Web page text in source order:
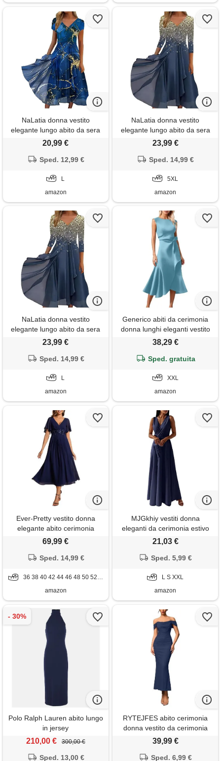
NaLatia donna vestito
elegante lungo abito da sera
scollo a v manica corta
aderente estivo taglie forti
cocktail
20,99 €
Sped. 12,99 €
L
amazon
NaLatia donna vestito
elegante lungo abito da sera
scollo a v manica corta
aderente abito estivo taglie
23,99 €
Sped. 14,99 €
5XL
amazon
NaLatia donna vestito
elegante lungo abito da sera
scollo a v manica corta
aderente abito estivo taglie
23,99 €
Sped. 14,99 €
L
amazon
Generico abiti da cerimonia
donna lunghi eleganti vestito
abito rosso sera curvy
matrimonio elegante lungo
smeraldo madre sposa xl tulle
prom seta nero
38,29 €
Sped. gratuita
XXL
amazon
Ever-Pretty vestito donna
elegante abito cerimonia
donna con applique e collo v
stile impero blu navy 56
69,99 €
Sped. 14,99 €
36 38 40 42 44 46 48 50 52 54 56
amazon
MJGkhiy vestiti donna
eleganti da cerimonia estivo
sbuffo plissettata vestito abito
infinity dress lungo seta
vestito da cocktail donna
curvy
21,03 €
Sped. 5,99 €
L S XXL
amazon
Polo Ralph Lauren abito lungo
in jersey
210,00 € 300,00 €
Sped. 13,00 €
RYTEJFES abito cerimonia
donna vestito da cerimonia
donna per matrimonio vestiti
premaman eleganti taglie forti
39,99 €
Sped. 6,99 €